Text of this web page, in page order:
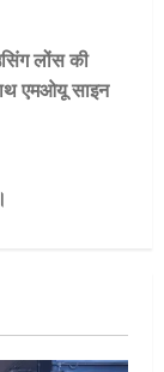
लोंस की
एमओयू साइन